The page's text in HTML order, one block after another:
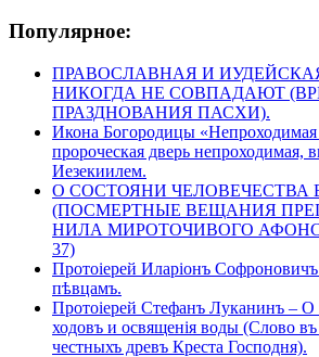
Популярное:
ПРАВОСЛАВНАЯ И
НИКОГДА НЕ СОВПАДАЮТ
ПРАЗДНОВАНИЯ ПАСХИ).
Икона Богородицы
пророческая дверь непроходимая,
Иезекиилем.
О СОСТОЯНИ ЧЕЛОВЕЧЕСТВА
(ПОСМЕРТНЫЕ ВЕЩАНИЯ
НИЛА МИРОТОЧИВОГО
37)
Протоіерей Иларіонъ
пѣвцамъ.
Протоіерей Стефанъ Луканинъ – О
ходовъ и освященія воды (Слово
честныхъ древъ Креста Господня).